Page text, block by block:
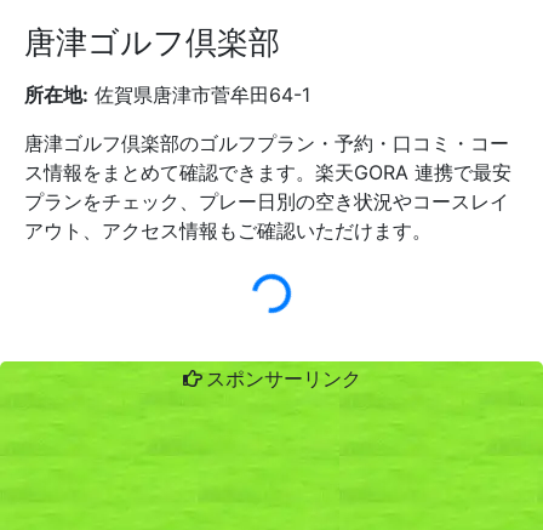
唐津ゴルフ倶楽部
所在地: 佐賀県唐津市菅牟田64-1
唐津ゴルフ倶楽部のゴルフプラン・予約・口コミ・コー
ス情報をまとめて確認できます。楽天GORA 連携で最安
プランをチェック、プレー日別の空き状況やコースレイ
アウト、アクセス情報もご確認いただけます。
スポンサーリンク